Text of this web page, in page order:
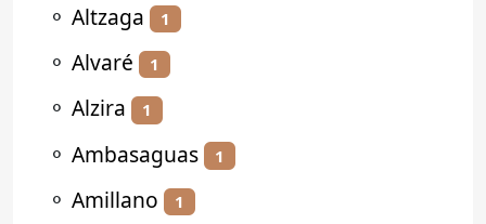
⚬ Altzaga 1
⚬ Alvaré 1
⚬ Alzira 1
⚬ Ambasaguas 1
⚬ Amillano 1